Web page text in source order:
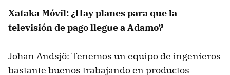
Xataka Móvil: ¿Hay planes para que la
televisión de pago llegue a Adamo?
Johan Andsjö: Tenemos un equipo de ingenieros
bastante buenos trabajando en productos